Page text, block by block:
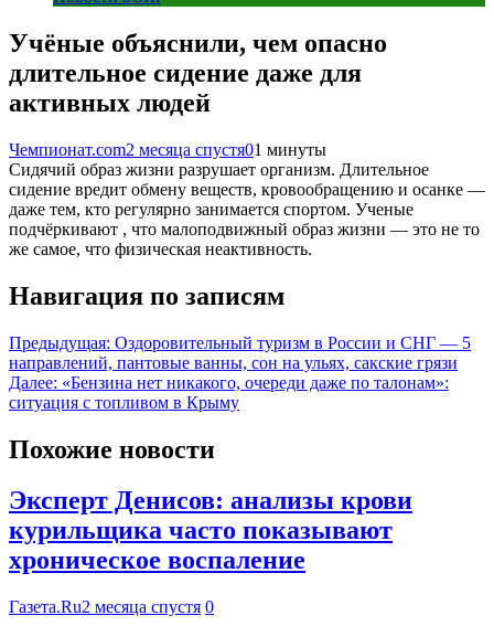
Учёные объяснили, чем опасно
длительное сидение даже для
активных людей
Чемпионат.com2 месяца спустя01 минуты
Сидячий образ жизни разрушает организм. Длительное
сидение вредит обмену веществ, кровообращению и осанке —
даже тем, кто регулярно занимается спортом. Ученые
подчёркивают , что малоподвижный образ жизни — это не то
же самое, что физическая неактивность.
Навигация по записям
Предыдущая: Оздоровительный туризм в России и СНГ — 5
направлений, пантовые ванны, сон на ульях, сакские грязи
Далее: «Бензина нет никакого, очереди даже по талонам»:
ситуация с топливом в Крыму
Похожие новости
Эксперт Денисов: анализы крови
курильщика часто показывают
хроническое воспаление
Газета.Ru2 месяца спустя 0